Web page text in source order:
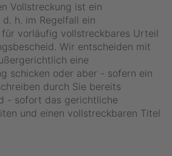
Vollstreckung ist ein
h. im Regelfall ein
vorläufig vollstreckbares Urteil
Wir entscheiden mit
eine
schicken oder aber - sofern ein
durch Sie bereits
- sofort das gerichtliche
und einen vollstreckbaren Titel